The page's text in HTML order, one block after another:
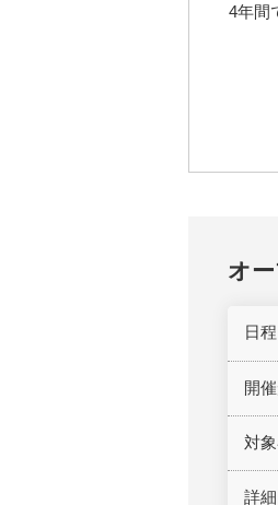
4年間
オ
日程
開
対
詳細